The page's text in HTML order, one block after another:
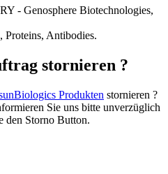
- Genosphere Biotechnologies,
Proteins, Antibodies.
stornieren ?
Produkten stornieren ?
Sie uns bitte unverzüglich
den Storno Button.